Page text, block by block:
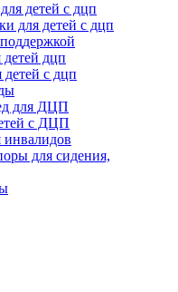
детей с дцп
для детей с дцп
детей дцп
с дцп
для ДЦП
с ДЦП
инвалидов
для сидения,